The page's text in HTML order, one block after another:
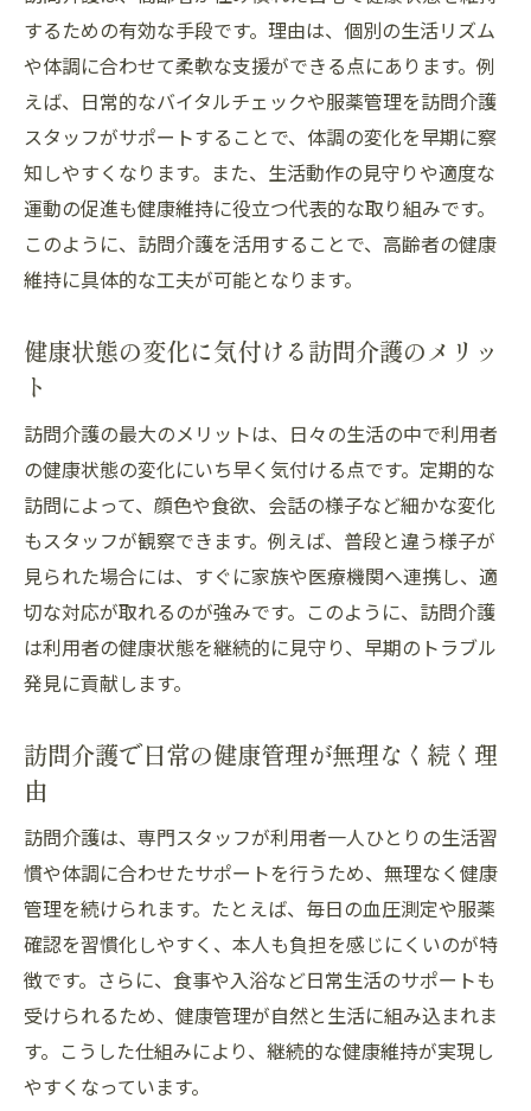
するための有効な手段です。理由は、個別の生活リズム
や体調に合わせて柔軟な支援ができる点にあります。例
えば、日常的なバイタルチェックや服薬管理を訪問介護
スタッフがサポートすることで、体調の変化を早期に察
知しやすくなります。また、生活動作の見守りや適度な
運動の促進も健康維持に役立つ代表的な取り組みです。
このように、訪問介護を活用することで、高齢者の健康
維持に具体的な工夫が可能となります。
健康状態の変化に気付ける訪問介護のメリッ
ト
訪問介護の最大のメリットは、日々の生活の中で利用者
の健康状態の変化にいち早く気付ける点です。定期的な
訪問によって、顔色や食欲、会話の様子など細かな変化
もスタッフが観察できます。例えば、普段と違う様子が
見られた場合には、すぐに家族や医療機関へ連携し、適
切な対応が取れるのが強みです。このように、訪問介護
は利用者の健康状態を継続的に見守り、早期のトラブル
発見に貢献します。
訪問介護で日常の健康管理が無理なく続く理
由
訪問介護は、専門スタッフが利用者一人ひとりの生活習
慣や体調に合わせたサポートを行うため、無理なく健康
管理を続けられます。たとえば、毎日の血圧測定や服薬
確認を習慣化しやすく、本人も負担を感じにくいのが特
徴です。さらに、食事や入浴など日常生活のサポートも
受けられるため、健康管理が自然と生活に組み込まれま
す。こうした仕組みにより、継続的な健康維持が実現し
やすくなっています。